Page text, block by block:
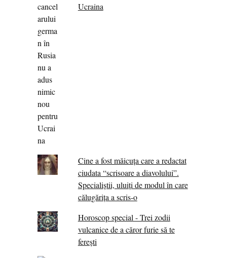
Ucraina
Cine a fost măicuţa care a redactat
ciudata “scrisoare a diavolului”.
Specialiştii, uluiţi de modul în care
călugărița a scris-o
Horoscop special - Trei zodii
vulcanice de a căror furie să te
ferești